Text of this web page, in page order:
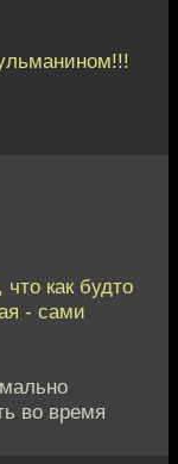
как будто
- сами
во время